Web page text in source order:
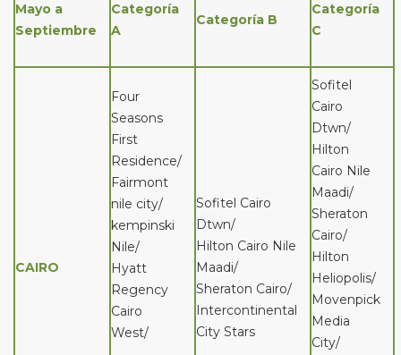
Mayo a
Septiembre
Categoría
A
Categoría B
Categoría
C
CAIRO
Four
Seasons
First
Residence/
Fairmont
nile city/
kempinski
Nile/
Hyatt
Regency
Cairo
West/
Sofitel Cairo
Dtwn/
Hilton Cairo Nile
Maadi/
Sheraton Cairo/
Intercontinental
City Stars
Sofitel
Cairo
Dtwn/
Hilton
Cairo Nile
Maadi/
Sheraton
Cairo/
Hilton
Heliopolis/
Movenpick
Media
City/